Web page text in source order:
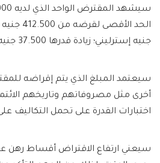
جنيه إسترليني؛ زيادة قدرها 37.500 جنيه إسترليني.
سيعتمد المبلغ الذي يتم إقراضه
أخرى مثل مصروفاتهم وتاريخهم
اختبارات القدرة على تحمل التكاليف
سيعني ارتفاع الاقتراض أقساط رهن